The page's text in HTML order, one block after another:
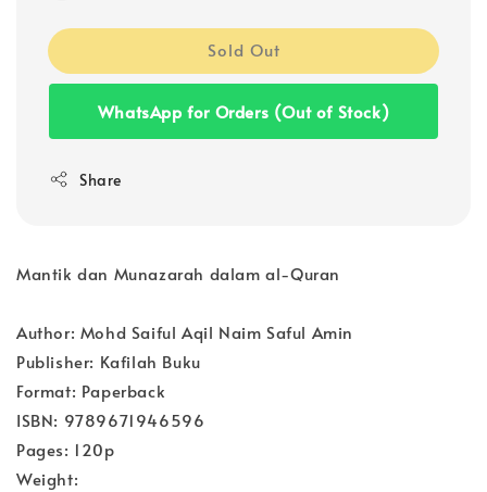
Sold Out
WhatsApp for Orders (Out of Stock)
Share
Mantik dan Munazarah dalam al-Quran
Author: Mohd Saiful Aqil Naim Saful Amin
Publisher: Kafilah Buku
Format: Paperback
ISBN: 9789671946596
Pages: 120p
Weight: